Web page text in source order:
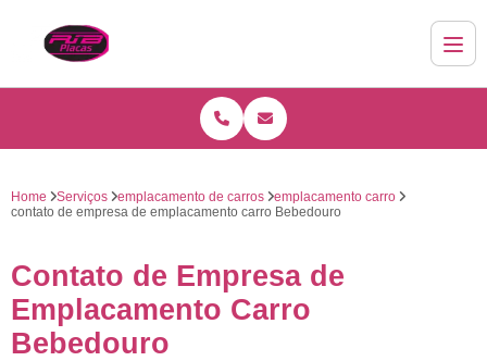
Home Serviços emplacamento de carros
emplacamento carro
contato de empresa de emplacamento carro Bebedouro
Contato de Empresa de
Emplacamento Carro
Bebedouro